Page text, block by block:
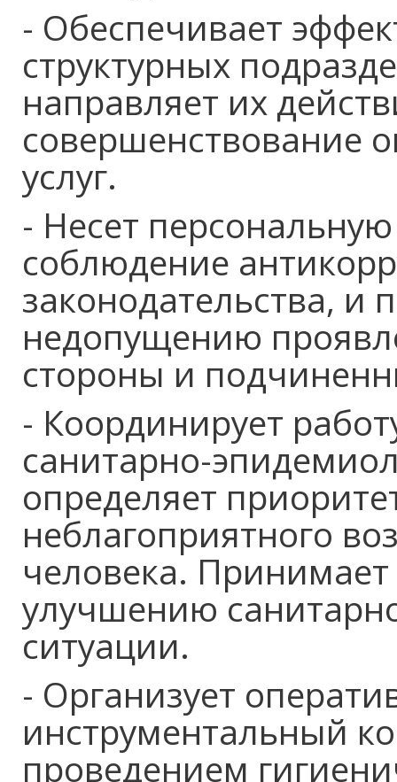
- Обеспечивает
структурных
направляет их
совершенствование
услуг.
- Несет
соблюдение
законодательства,
недопущению
стороны и
- Координирует
санитарно-
определяет
неблагоприятного
человека.
улучшению
ситуации.
- Организует
инструментальный
проведением